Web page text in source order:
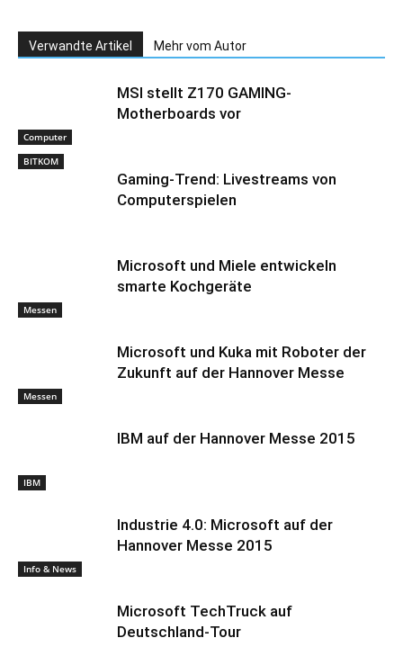
Verwandte Artikel Mehr vom Autor
Computer
MSI stellt Z170 GAMING-
Motherboards vor
BITKOM
Gaming-Trend: Livestreams von
Computerspielen
Messen
Microsoft und Miele entwickeln
smarte Kochgeräte
Messen
Microsoft und Kuka mit Roboter der
Zukunft auf der Hannover Messe
IBM
IBM auf der Hannover Messe 2015
Info & News
Industrie 4.0: Microsoft auf der
Hannover Messe 2015
Microsoft TechTruck auf
Deutschland-Tour